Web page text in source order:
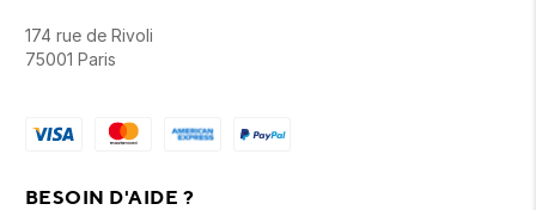
174 rue de Rivoli
75001 Paris
BESOIN D'AIDE ?